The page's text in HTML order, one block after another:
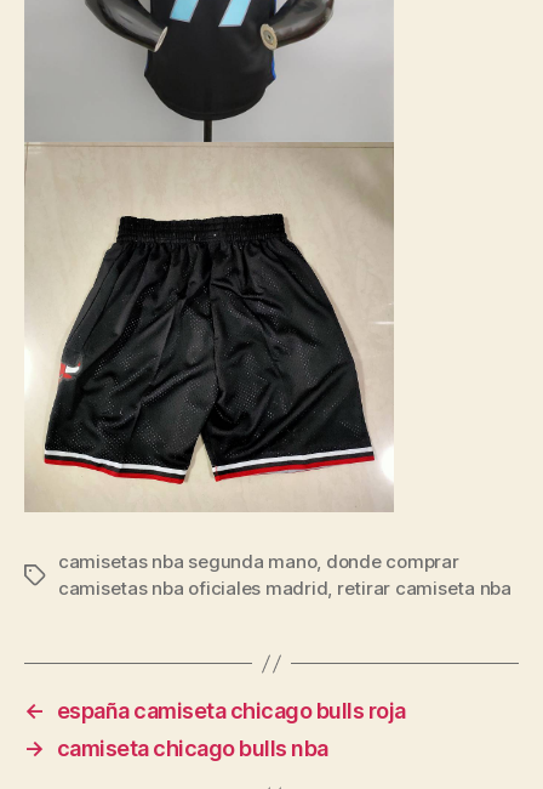
Etiquetas
camisetas nba segunda mano, donde comprar
camisetas nba oficiales madrid, retirar camiseta nba
←
españa camiseta chicago bulls roja
→
camiseta chicago bulls nba